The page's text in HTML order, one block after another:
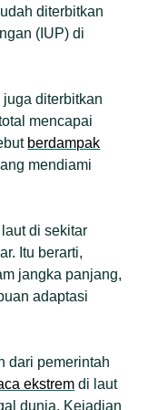
diterbitkan
(IUP) di
diterbitkan
mencapai
berdampak
mendiami
di sekitar
Itu berarti,
jangka panjang,
adaptasi
dari pemerintah
ekstrem di laut
dunia. Kejadian